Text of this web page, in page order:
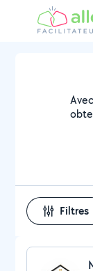
Filtres